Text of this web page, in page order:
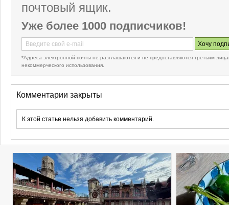
почтовый ящик.
Уже более 1000 подписчиков!
*Адреса электронной почты не разглашаются и не предоставляются третьим
некоммерческого использования.
Комментарии закрыты
К этой статье нельзя добавить комментарий.